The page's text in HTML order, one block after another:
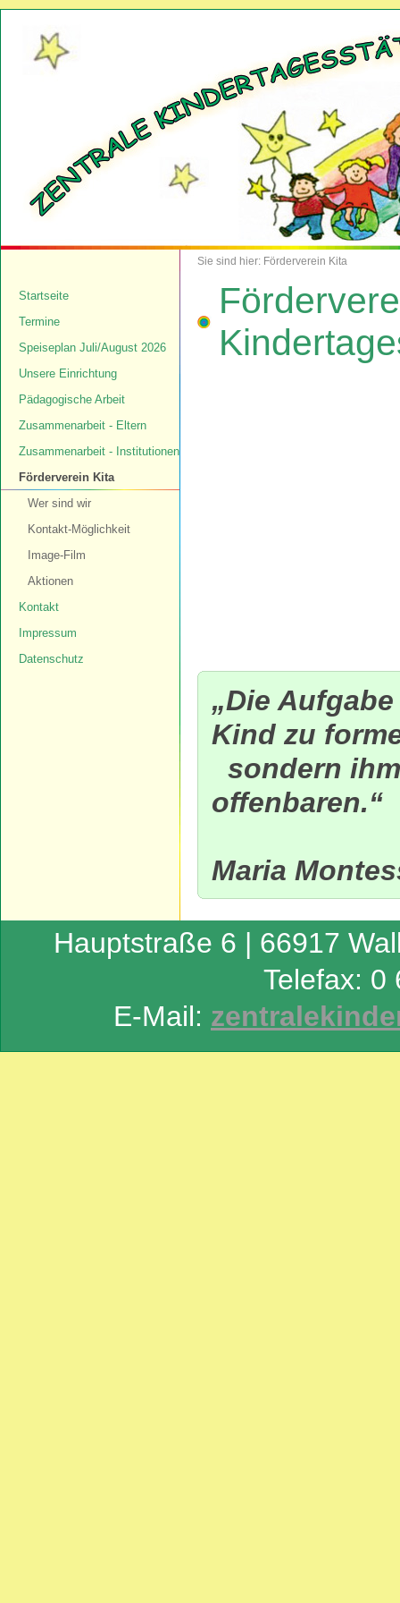
Sie sind hier: Förderverein Kita
Startseite
Termine
Speiseplan Juli/August 2026
Unsere Einrichtung
Pädagogische Arbeit
Zusammenarbeit - Eltern
Zusammenarbeit - Institutionen
Förderverein Kita
Wer sind wir
Kontakt-Möglichkeit
Image-Film
Aktionen
Kontakt
Impressum
Datenschutz
„Die
Kind zu
sondern
offenbaren.“
Maria
Hauptstraße 6 | 66917
Telefax: 0
E-Mail: